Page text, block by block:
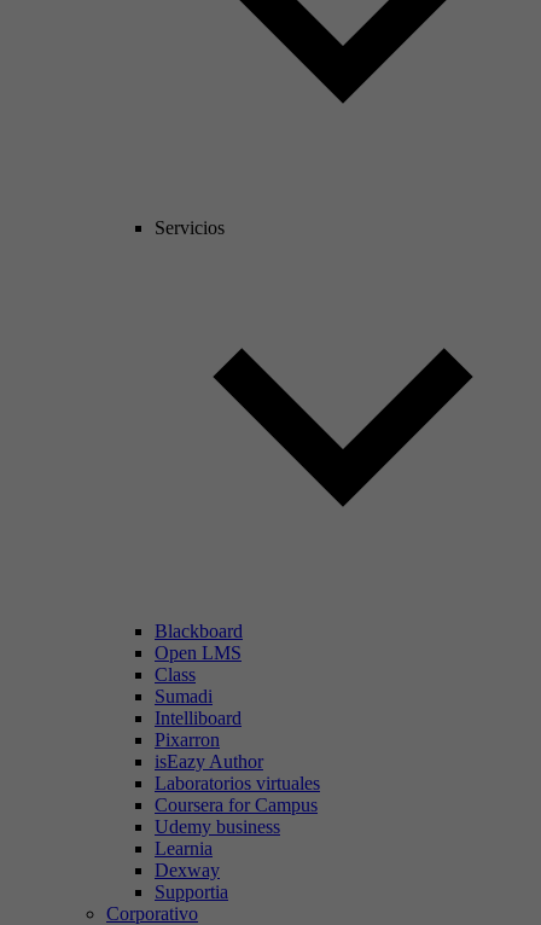
Servicios
Blackboard
Open LMS
Class
Sumadi
Intelliboard
Pixarron
isEazy Author
Laboratorios virtuales
Coursera for Campus
Udemy business
Learnia
Dexway
Supportia
Corporativo